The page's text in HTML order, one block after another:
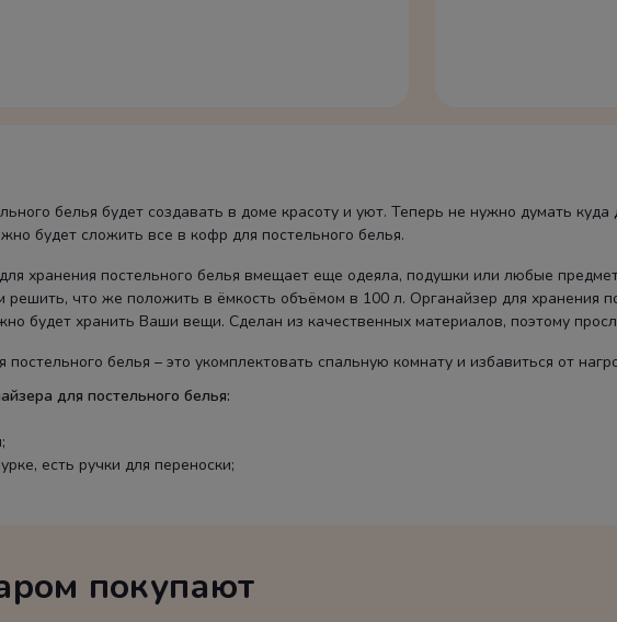
белья будет создавать в доме красоту и уют. Теперь не нужно думать
будет сложить все в кофр для постельного белья.
хранения постельного белья вмещает еще одеяла, подушки или любые
решить, что же положить в ёмкость объёмом в 100 л. Органайзер для хранения
будет хранить Ваши вещи. Сделан из качественных материалов, поэтому
постельного белья – это укомплектовать спальную комнату и избавиться от
для постельного белья:
есть ручки для переноски;
покупают